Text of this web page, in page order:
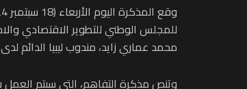
للمجلس الوطني للتطوير الاقتصادي
محمد عماري زايد، مندوب ليبيا الدائم
وتنص مذكرة التفاهم، التي سيتم